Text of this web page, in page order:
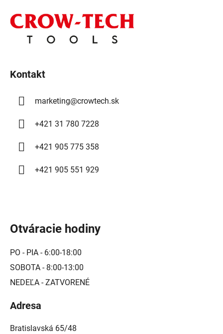
Kontakt
marketing@crowtech.sk
+421 31 780 7228
+421 905 775 358
+421 905 551 929
Otváracie hodiny
PO - PIA - 6:00-18:00
SOBOTA - 8:00-13:00
NEDEĽA - ZATVORENÉ
Adresa
Bratislavská 65/48